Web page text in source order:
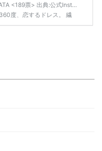
<189票> 出典:公式Insta
度、恋するドレス。 繊
捉える デザイナー KIYOK